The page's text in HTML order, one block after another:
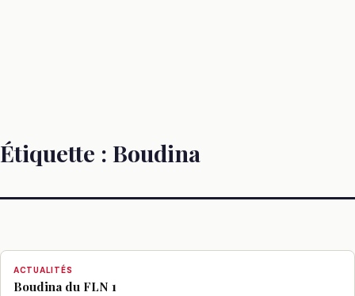
Étiquette : Boudina
ACTUALITÉS
Boudina du FLN 1